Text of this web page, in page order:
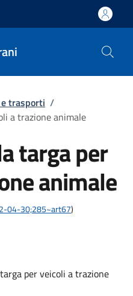
trasporti /
a trazione animale
targa per
animale
04-30;285~art67)
per veicoli a trazione